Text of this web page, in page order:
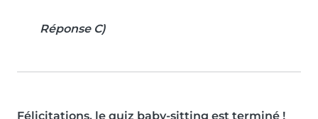
Réponse C)
Félicitations, le quiz baby-sitting est terminé !